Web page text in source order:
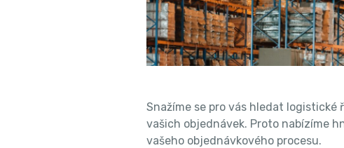
Snažíme se pro vás hledat
vašich objednávek. Proto nabízíme
vašeho objednávkového procesu.